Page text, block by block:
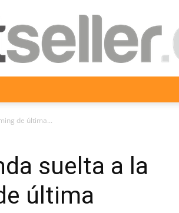
ITseller
Colombia
de última...
suelta a la
última